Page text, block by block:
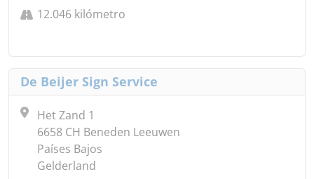
12.046 kilómetro
De Beijer Sign Service
Het Zand 1
6658 CH Beneden Leeuwen
Países Bajos
Gelderland